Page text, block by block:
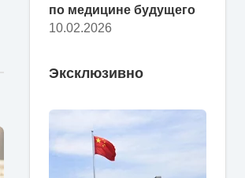
по медицине будущего
10.02.2026
Эксклюзивно